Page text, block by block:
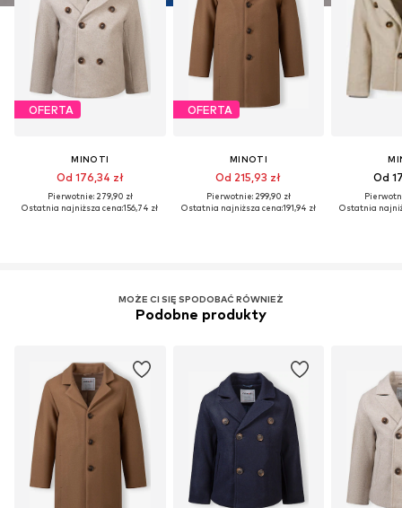
OFERTA
MINOTI
Od 176,34 zł
Pierwotnie: 279,90 zł
Ostatnia najniższa cena:156,74 zł
OFERTA
MINOTI
Od 215,93 zł
Pierwotnie: 299,90 zł
Ostatnia najniższa cena:191,94 zł
Od
Ostatnia
MOŻE CI SIĘ SPODOBAĆ RÓWNIEŻ
Podobne produkty